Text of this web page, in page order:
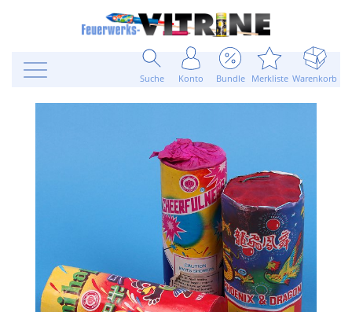
Suche Konto Bundle Merkliste Warenkorb